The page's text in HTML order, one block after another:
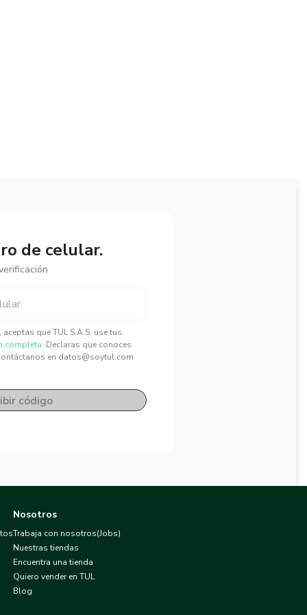
de celular.
que TUL S.A.S. use tus
completa. Declaras que conoces
en datos@soytul.com
código
Nosotros
Trabaja con nosotros(Jobs)
Nuestras tiendas
Encuentra una tienda
Quiero vender en TUL
Blog